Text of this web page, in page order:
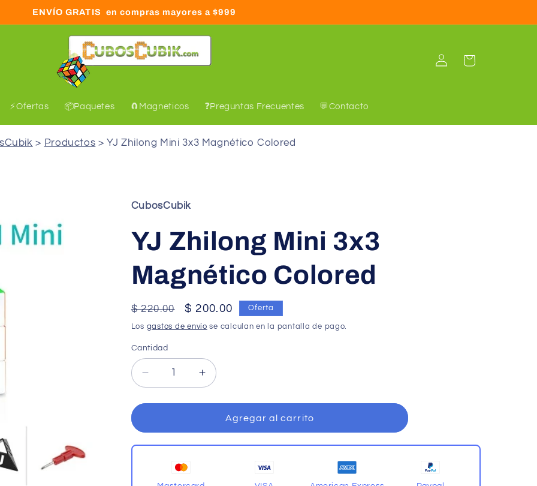
ENVÍO GRATIS en compras mayores a $999
⚡Ofertas 📦Paquetes 🧲Magneticos ❓Preguntas Frecuentes 💬Contacto
Iniciar
sesión
Carrito
Productos YJ Zhilong Mini 3x3 Magnético Colored
CubosCubik
YJ Zhilong Mini 3x3
Magnético Colored
Precio
habitual
$ 220.00
Precio
de
$ 200.00 Oferta
Los gastos de envío se calculan en la pantalla de pago.
Cantidad
Cantidad
Reducir
cantidad
para
Zhilong
Mini
Magnético
Aumentar
cantidad
para
Zhilong
Mini
Agregar al carrito